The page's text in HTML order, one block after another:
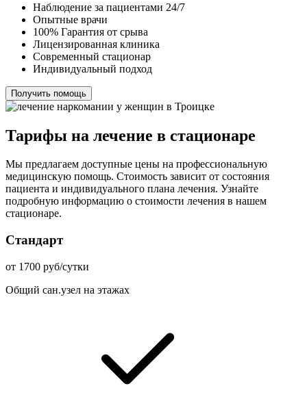
Наблюдение за пациентами 24/7
Опытные врачи
100% Гарантия от срыва
Лицензированная клиника
Современный стационар
Индивидуальный подход
Получить помощь
Тарифы на лечение в стационаре
Мы предлагаем доступные цены на профессиональную
медицинскую помощь. Стоимость зависит от состояния
пациента и индивидуального плана лечения. Узнайте
подробную информацию о стоимости лечения в нашем
стационаре.
Стандарт
от 1700 руб/сутки
Общий сан.узел на этажах